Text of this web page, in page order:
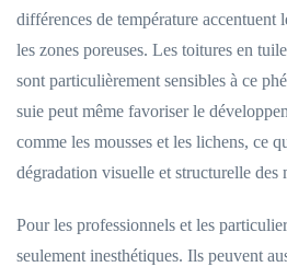
différences de température accentuent
les zones poreuses. Les toitures en
sont particulièrement sensibles à ce
suie peut même favoriser le
comme les mousses et les lichens, ce
dégradation visuelle et structurelle des
Pour les professionnels et les
seulement inesthétiques. Ils peuvent